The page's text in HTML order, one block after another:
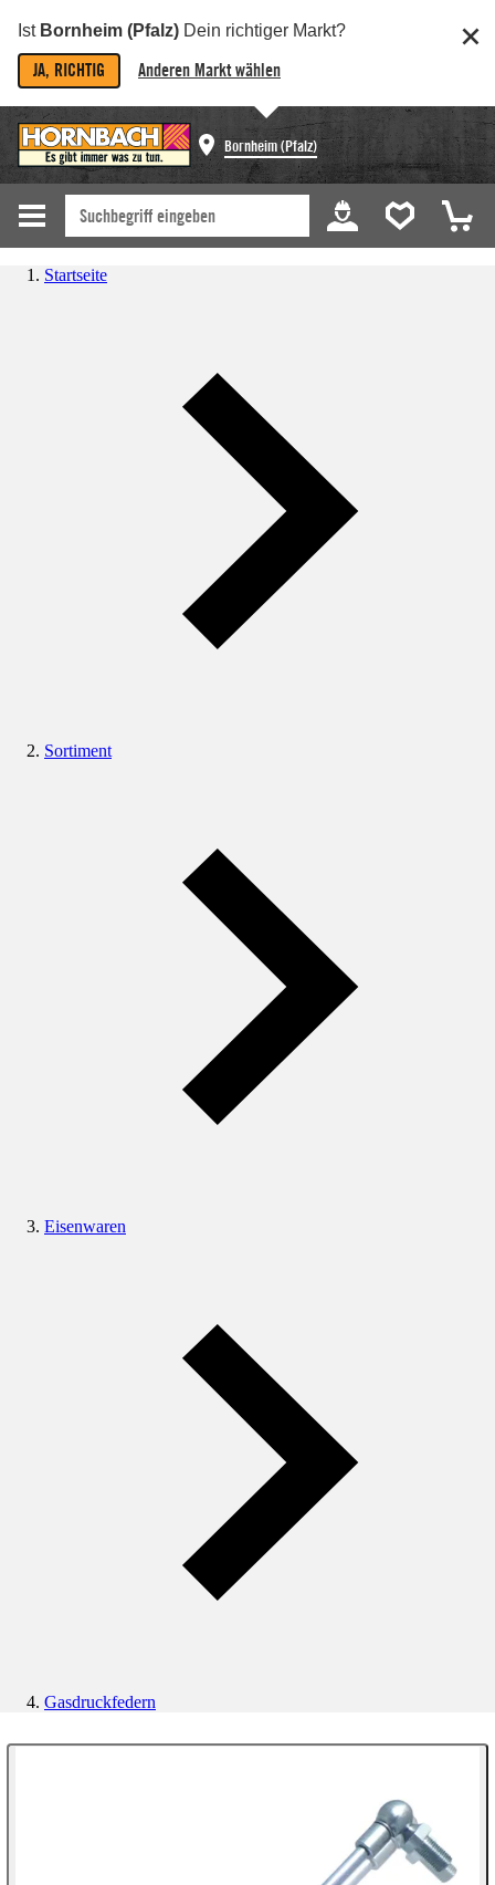
Ist Bornheim (Pfalz) Dein richtiger Markt?
JA, RICHTIG Anderen Markt wählen
Bornheim (Pfalz)
Startseite
Sortiment
Eisenwaren
Gasdruckfedern